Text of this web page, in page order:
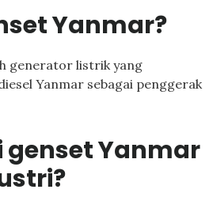
Yanmar?
generator listrik yang
Yanmar sebagai penggerak
genset Yanmar